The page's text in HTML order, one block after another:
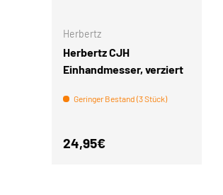
Herbertz
Herbertz CJH
Einhandmesser, verziert
Geringer Bestand (3 Stück)
Normaler Preis
24,95€